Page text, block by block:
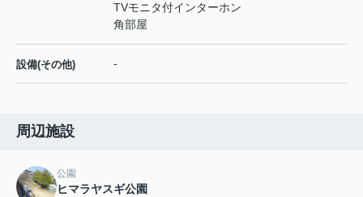
TVモニタ付インターホン
角部屋
設備(その他) -
周辺施設
公園
ヒマラヤスギ公園